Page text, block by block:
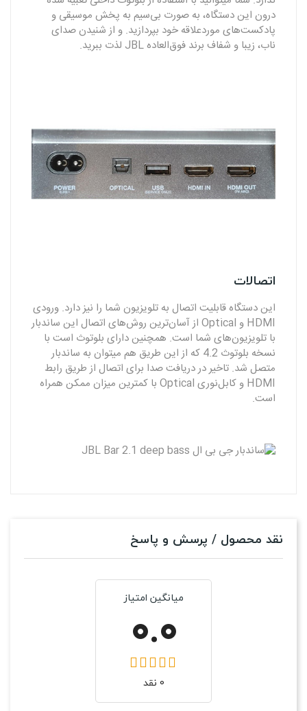
درون این دستگاه، به صورت بی‌سیم به پخش موسیقی‌ و
پادکست‌های موردعلاقه خود بپردازید. و از شنیدن صدای
ناب، زیبا و شفاف برند فوق‌العاده JBL لذت ببرید.
اتصالات
این دستگاه قابلیت اتصال به تلویزیون شما را نیز دارد. ورودی
HDMI و Optical از آسان‌ترین روش‌های اتصال این ساندبار
با تلویزیون‌های شما است. همچنین دارای بلوتوث است با
نسخه بلوتوث 4.2 که از این طریق هم میتوان به ساندبار
متصل شد. تاخیر در دریافت صدا برای اتصال از طریق رابط
HDMI و کابل‌نوری Optical با کمترین میزان ممکن همراه
است.
نقد محصول / پرسش و پاسخ
میانگین امتیاز
0.0
0 نقد